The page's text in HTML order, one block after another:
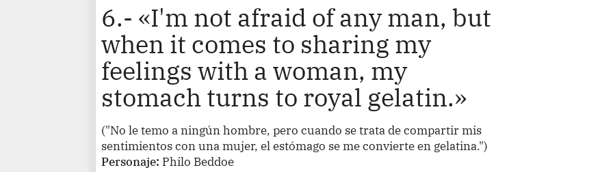
6.- «I'm not afraid of any man, but
when it comes to sharing my
feelings with a woman, my
stomach turns to royal gelatin.»
("No le temo a ningún hombre, pero cuando se trata de compartir mis
sentimientos con una mujer, el estómago se me convierte en gelatina.")
Personaje: Philo Beddoe